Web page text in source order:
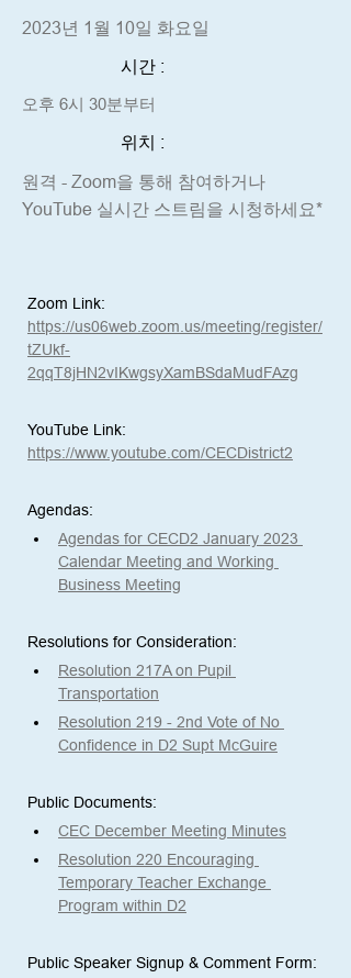
2023년 1월 10일 화요일
시간 :
오후 6시 30분부터
위치 :
원격 - Zoom을 통해 참여하거나
YouTube 실시간 스트림을 시청하세요*
Zoom Link:
https://us06web.zoom.us/meeting/register/
tZUkf-
2qqT8jHN2vIKwgsyXamBSdaMudFAzg
YouTube Link:
https://www.youtube.com/CECDistrict2
Agendas:
Agendas for CECD2 January 2023
Calendar Meeting and Working
Business Meeting
Resolutions for Consideration:
Resolution 217A on Pupil
Transportation
Resolution 219 - 2nd Vote of No
Confidence in D2 Supt McGuire
Public Documents:
CEC December Meeting Minutes
Resolution 220 Encouraging
Temporary Teacher Exchange
Program within D2
Public Speaker Signup & Comment Form: